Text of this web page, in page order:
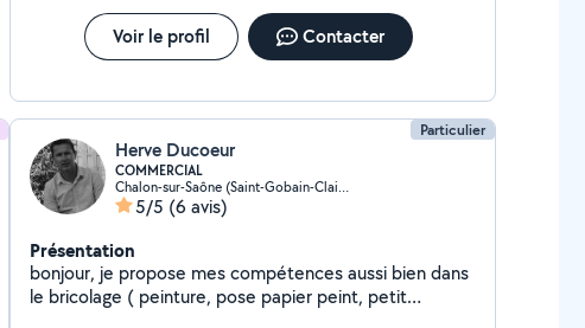
Voir le profil Contacter
Particulier
Herve Ducoeur
COMMERCIAL
Chalon-sur-Saône (Saint-Gobain-Clair Logis)
5/5 (6 avis)
Présentation
bonjour, je propose mes compétences aussi bien dans
le bricolage ( peinture, pose papier peint, petit